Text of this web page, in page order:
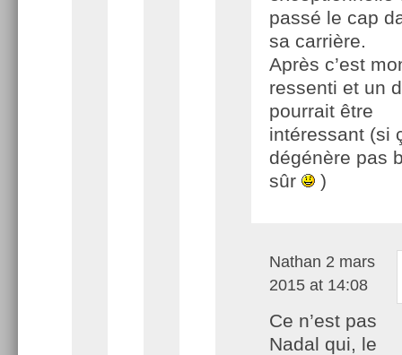
passé le cap
sa carrière.
Après c’est
ressenti et un
pourrait être
intéressant (si
dégénère pas
sûr
)
Nathan 2 mars
2015 at 14:08
Ce n’est pas
Nadal qui, le